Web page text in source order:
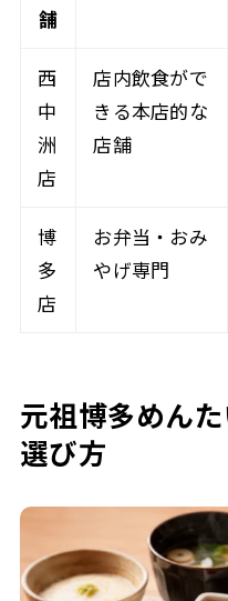
舗
西
中
洲
店
店内飲食がで
きる本店的な
店舗
博
多
店
お弁当・おみ
やげ専門
元祖博多めん
選び方